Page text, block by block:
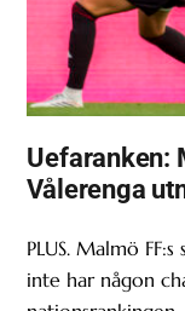
Uefaranken:
Vålerenga
PLUS. Malmö
inte har någon